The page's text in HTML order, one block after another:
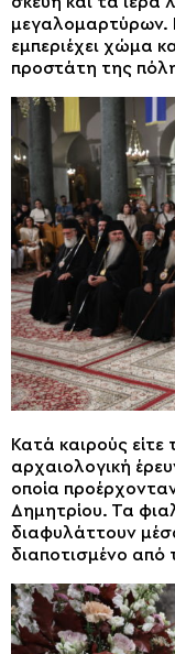
μεγαλομαρτύρων.
εμπεριέχει χώμα
προστάτη της
Κατά καιρούς είτε
αρχαιολογική
οποία
Δημητρίου. Τα
διαφυλάττουν
διαποτισμένο από